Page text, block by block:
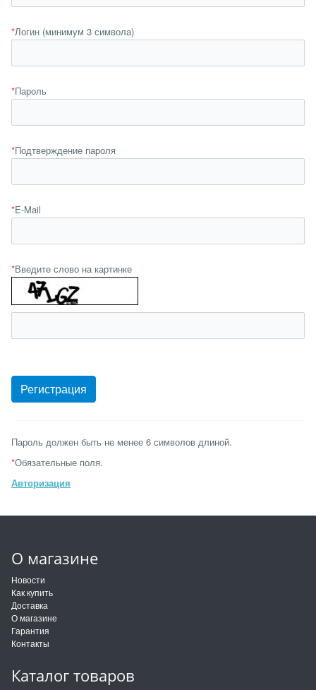
*Логин (минимум 3 символа)
*Пароль
*Подтверждение пароля
*E-Mail
*Введите слово на картинке
Пароль должен быть не менее 6 символов длиной.
*Обязательные поля.
Авторизация
О магазине
Новости
Как купить
Доставка
О магазине
Гарантия
Контакты
Каталог товаров